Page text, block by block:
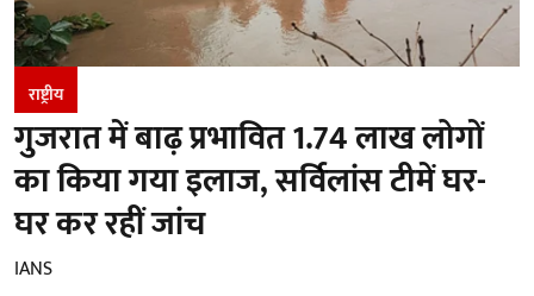
राष्ट्रीय
गुजरात में बाढ़ प्रभावित 1.74 लाख लोगों
का किया गया इलाज, सर्विलांस टीमें घर-
घर कर रहीं जांच
IANS